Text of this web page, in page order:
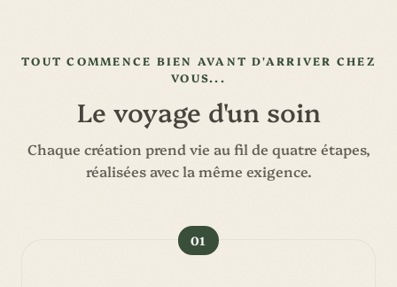
TOUT COMMENCE BIEN AVANT D'ARRIVER CHEZ
VOUS...
Le voyage d'un soin
Chaque création prend vie au fil de quatre étapes,
réalisées avec la même exigence.
01